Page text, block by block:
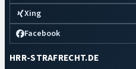
Xing
Facebook
HRR-STRAFRECHT.DE